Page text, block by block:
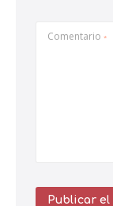
Comentario *